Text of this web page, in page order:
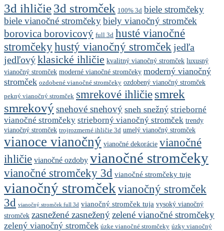
3d ihličie3d stromček 100% 3d biele stromčeky
biele vianočné stromčekybiely vianočný stromček
borovica borovicový full 3d husté vianočné
stromčekyhustý vianočný stromček jedľa
jedľovýklasické ihličie kvalitný vianočný stromček luxusný
vianočný stromček moderné vianočné stromčeky moderný vianočný
stromček ozdobené vianočné stromčeky ozdobený vianočný stromček
pekný vianočný stromček smrekové ihličie smrek
smrekovýsnehové snehový sneh snežný strieborné
vianočné stromčeky strieborný vianočný stromček trendy
vianočný stromček trojrozmerné ihličie 3d umelý vianočný stromček
vianoce vianočný vianočné dekorácie vianočné
ihličie vianočné ozdoby vianočné stromčeky
vianočné stromčeky 3d vianočné stromčeky tuje
vianočný stromček vianočný stromček
3d vianočný stromček full 3d vianočný stromček tuja vysoký vianočný
stromček zasnežené zasneženýzelené vianočné stromčeky
zelený vianočný stromček úzke vianočné stromčeky úzky vianočný